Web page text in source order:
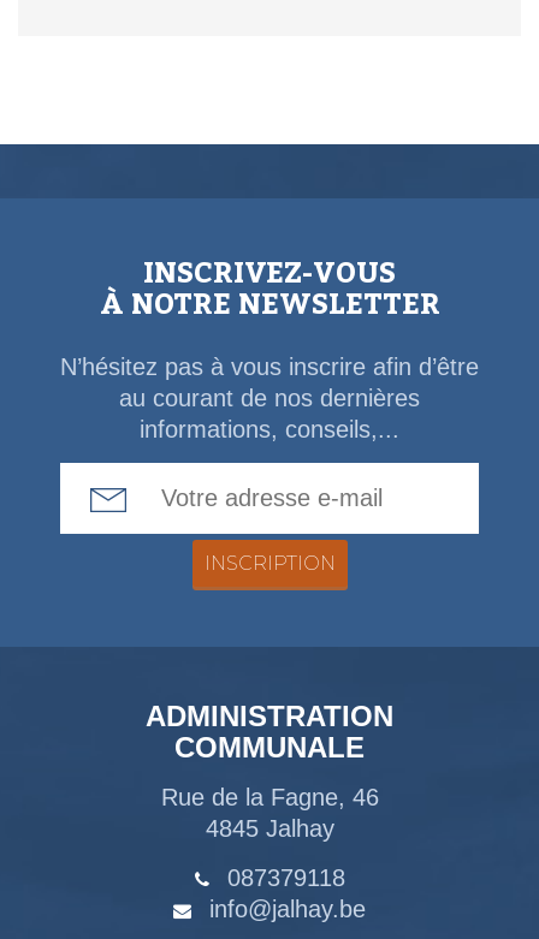
INSCRIVEZ-VOUS
À NOTRE NEWSLETTER
N’hésitez pas à vous inscrire afin d’être
au courant de nos dernières
informations, conseils,...
ADMINISTRATION
COMMUNALE
Rue de la Fagne, 46
4845 Jalhay
087379118
info@jalhay.be